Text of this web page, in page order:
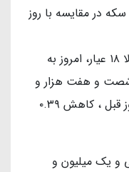
در مقایسه با روز
قیمت طلا کاهش یافت و هر گرم طلا ۱۸ عیار، امروز به
و شصت و هفت هزار و
پانصد ) تومان رسید که نسبت به روز قبل ، کاهش ۰.۳۹
به ۳۱,۲۵۰,۰۰۰ (سی و یک میلیون و